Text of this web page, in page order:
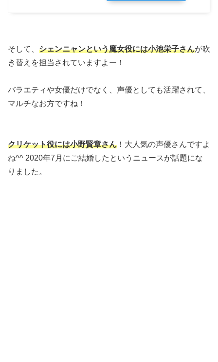
そして、 シェンニャンという魔女役には小池栄子さんが吹
き替えを担当されていますよー！
バラエティや女優だけでなく、声優としても活躍されて、
マルチなお方ですね！
クリケット役には小野賢章さん ！大人気の声優さんですよ
ね^^ 2020年7月にご結婚したというニュースが話題にな
りました。